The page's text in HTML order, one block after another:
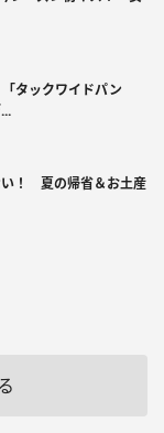
タックワイドパン
い！ 夏の帰省＆お土産